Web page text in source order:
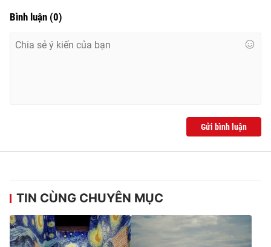
thuận bằng văn bản. Ghi rõ nguồn VTV.vn khi phát hành lại
Bình luận (0)
Gửi bình luận
TIN CÙNG CHUYÊN MỤC